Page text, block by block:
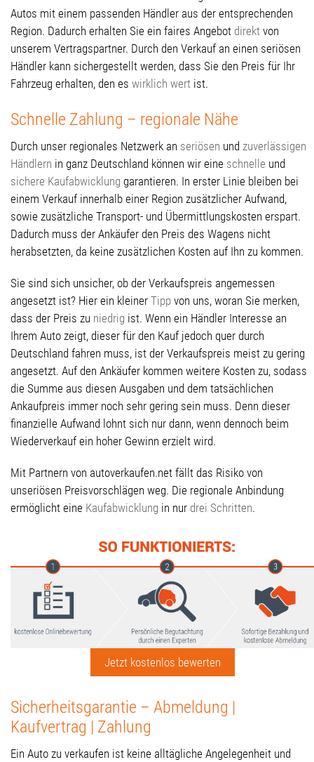
Autos mit einem passenden Händler aus der entsprechenden
Region. Dadurch erhalten Sie ein faires Angebot direkt von
unserem Vertragspartner. Durch den Verkauf an einen seriösen
Händler kann sichergestellt werden, dass Sie den Preis für Ihr
Fahrzeug erhalten, den es wirklich wert ist.
Schnelle Zahlung – regionale Nähe
Durch unser regionales Netzwerk an seriösen und zuverlässigen
Händlern in ganz Deutschland können wir eine schnelle und
sichere Kaufabwicklung garantieren. In erster Linie bleiben bei
einem Verkauf innerhalb einer Region zusätzlicher Aufwand,
sowie zusätzliche Transport- und Übermittlungskosten erspart.
Dadurch muss der Ankäufer den Preis des Wagens nicht
herabsetzten, da keine zusätzlichen Kosten auf Ihn zu kommen.
Sie sind sich unsicher, ob der Verkaufspreis angemessen
angesetzt ist? Hier ein kleiner Tipp von uns, woran Sie merken,
dass der Preis zu niedrig ist. Wenn ein Händler Interesse an
Ihrem Auto zeigt, dieser für den Kauf jedoch quer durch
Deutschland fahren muss, ist der Verkaufspreis meist zu gering
angesetzt. Auf den Ankäufer kommen weitere Kosten zu, sodass
die Summe aus diesen Ausgaben und dem tatsächlichen
Ankaufpreis immer noch sehr gering sein muss. Denn dieser
finanzielle Aufwand lohnt sich nur dann, wenn dennoch beim
Wiederverkauf ein hoher Gewinn erzielt wird.
Mit Partnern von autoverkaufen.net fällt das Risiko von
unseriösen Preisvorschlägen weg. Die regionale Anbindung
ermöglicht eine Kaufabwicklung in nur drei Schritten.
Jetzt kostenlos bewerten
Sicherheitsgarantie – Abmeldung |
Kaufvertrag | Zahlung
Ein Auto zu verkaufen ist keine alltägliche Angelegenheit und